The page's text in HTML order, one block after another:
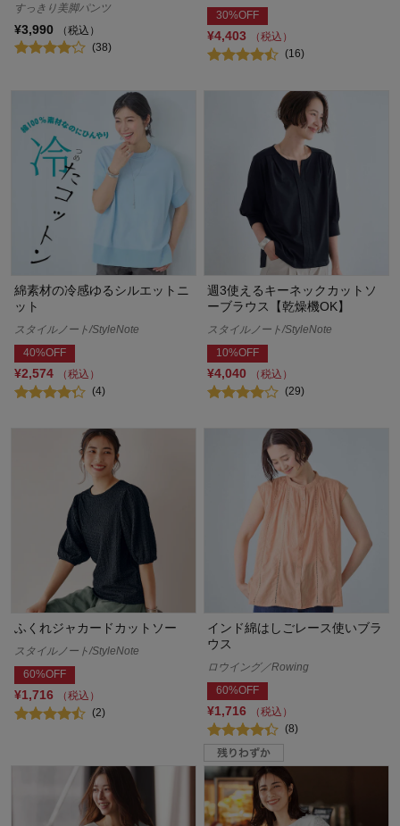
すっきり美脚パンツ
¥3,990
（税込）
(38)
30%OFF
¥4,403
（税込）
(16)
綿素材の冷感ゆるシルエットニ
ット
スタイルノート/StyleNote
40%OFF
¥2,574
（税込）
(4)
週3使えるキーネックカットソ
ーブラウス【乾燥機OK】
スタイルノート/StyleNote
10%OFF
¥4,040
（税込）
(29)
ふくれジャカードカットソー
スタイルノート/StyleNote
60%OFF
¥1,716
（税込）
(2)
インド綿はしごレース使いブラ
ウス
ロウイング／Rowing
60%OFF
¥1,716
（税込）
(8)